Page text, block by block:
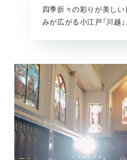
四季折々の彩りが美しい
みが広がる小江戸「川越